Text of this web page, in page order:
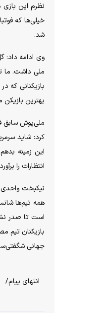
نظرم این
خیلی‌ها که
شد.
وی ادامه داد:
ملی داشت. ما
بازیکنانی که
بهترین
ملی‌پوش سابق
کرد: شاید
این زمینه
انتظارات را
نیکبخت واحدی
است تا صدر
بازیکنان تیم
جهانی
انتهای پیام/